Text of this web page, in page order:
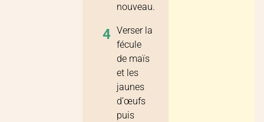
nouveau.
4 Verser la
fécule
de maïs
et les
jaunes
d’œufs
puis